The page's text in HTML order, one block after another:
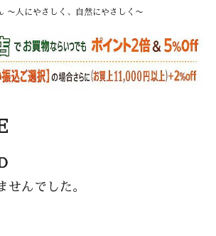
〜人にやさしく、自然にやさしく〜
せんでした。